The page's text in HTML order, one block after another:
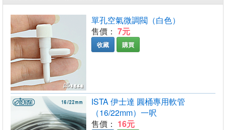
單孔空氣微調閥（白色）
售價： 7元
收藏 購買
ISTA 伊士達 圓桶專用軟管
（16/22mm）一呎
售價： 16元